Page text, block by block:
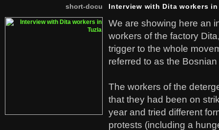
short-docu Interview with Dita workers in
We are showing here an
workers of the factory
trigger to the whole
referred to as the
The workers of the
that they had been on
year and tried different
protests (including a